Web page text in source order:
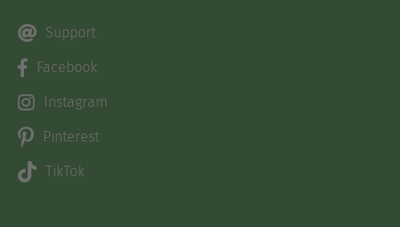
Support
Facebook
Instagram
Pinterest
TikTok